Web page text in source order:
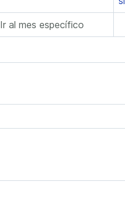
Ir al mes específico